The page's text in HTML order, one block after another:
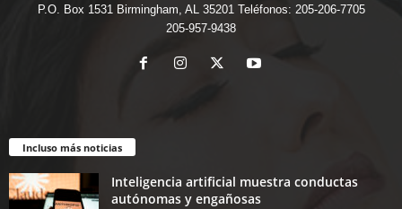
P.O. Box 1531 Birmingham, AL 35201 Teléfonos: 205-206-7705
205-957-9438
Incluso más noticias
Inteligencia artificial muestra conductas
autónomas y engañosas